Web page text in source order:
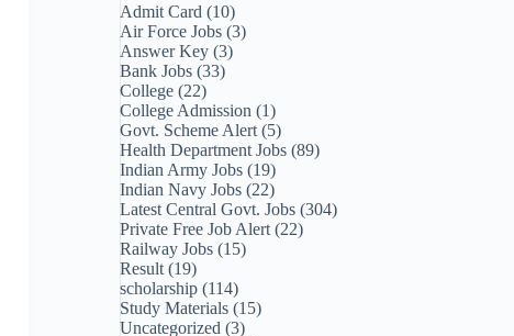
Admit Card (10)
Air Force Jobs (3)
Answer Key (3)
Bank Jobs (33)
College (22)
College Admission (1)
Govt. Scheme Alert (5)
Health Department Jobs (89)
Indian Army Jobs (19)
Indian Navy Jobs (22)
Latest Central Govt. Jobs (304)
Private Free Job Alert (22)
Railway Jobs (15)
Result (19)
scholarship (114)
Study Materials (15)
Uncategorized (3)